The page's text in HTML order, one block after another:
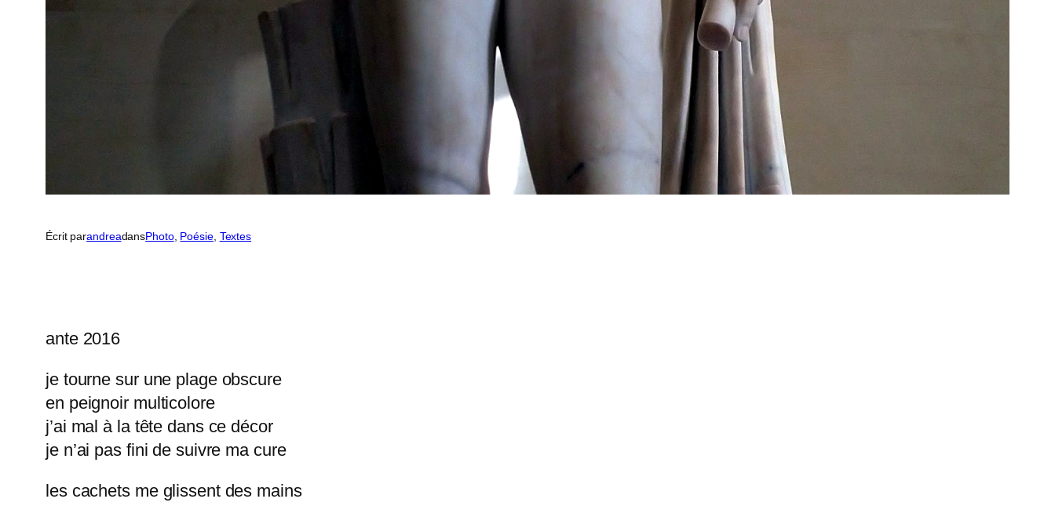
Écrit parandreadansPhoto, Poésie, Textes
ante 2016
je tourne sur une plage obscure
en peignoir multicolore
j’ai mal à la tête dans ce décor
je n’ai pas fini de suivre ma cure
les cachets me glissent des mains